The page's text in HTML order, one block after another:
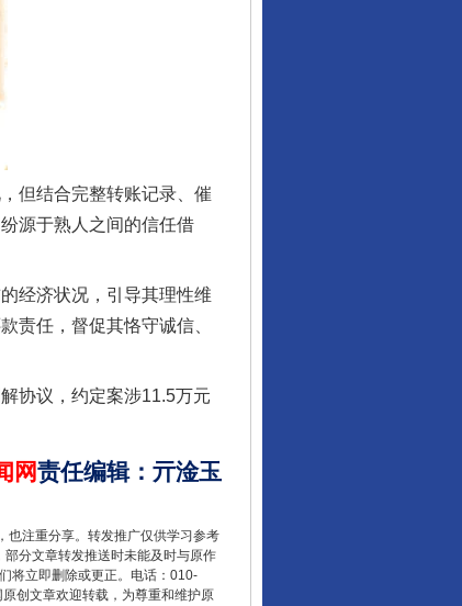
但结合完整转账记录、催
源于熟人之间的信任借
经济状况，引导其理性维
责任，督促其恪守诚信、
协议，约定案涉11.5万元
网责任编辑： 亓淦玉
也注重分享。转发推广仅供学习参考
分文章转发推送时未能及时与原作
将立即删除或更正。电话：010-
创文章欢迎转载，为尊重和维护原